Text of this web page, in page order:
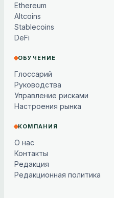
Ethereum
Altcoins
Stablecoins
DeFi
ОБУЧЕНИЕ
Глоссарий
Руководства
Управление рисками
Настроения рынка
КОМПАНИЯ
О нас
Контакты
Редакция
Редакционная политика